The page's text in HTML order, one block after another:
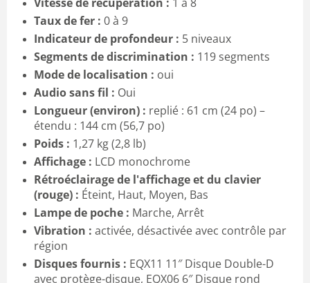
Taux de fer : 0 à 9
Indicateur de profondeur : 5 niveaux
Segments de discrimination : 119 segments
Mode de localisation : oui
Audio sans fil : Oui
Longueur (environ) : replié : 61 cm (24 po) –
étendu : 144 cm (56,7 po)
Poids : 1,27 kg (2,8 lb)
Affichage : LCD monochrome
Rétroéclairage de l'affichage et du clavier
(rouge) : Éteint, Haut, Moyen, Bas
Lampe de poche : Marche, Arrêt
Vibration : activée, désactivée avec contrôle par
région
Disques fournis : EQX11 11″ Disque Double-D
avec protège-disque, EQX06 6″ Disque rond